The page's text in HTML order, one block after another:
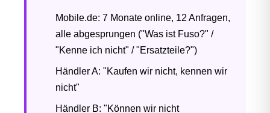
Mobile.de: 7 Monate online, 12 Anfragen,
alle abgesprungen ("Was ist Fuso?" /
"Kenne ich nicht" / "Ersatzteile?")
Händler A: "Kaufen wir nicht, kennen wir
nicht"
Händler B: "Können wir nicht